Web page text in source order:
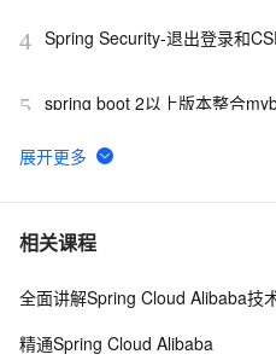
4
5 spring boot 2以上版本整合
6
7 使用Spring缓存的简单Demo
8 对ORM的支持 之 8.4 集成
相关课程
精通Spring Cloud Alibaba